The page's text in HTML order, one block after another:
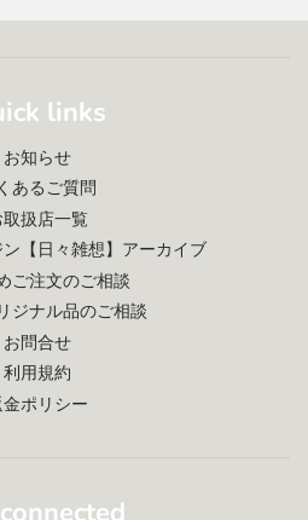
links
お知らせ
あるご質問
取扱店一覧
【日々雑想】アーカイブ
ご注文のご相談
ジナル品のご相談
お問合せ
利用規約
ポリシー